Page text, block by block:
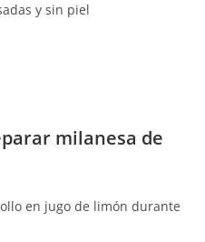
y sin piel
milanesa de
en jugo de limón durante